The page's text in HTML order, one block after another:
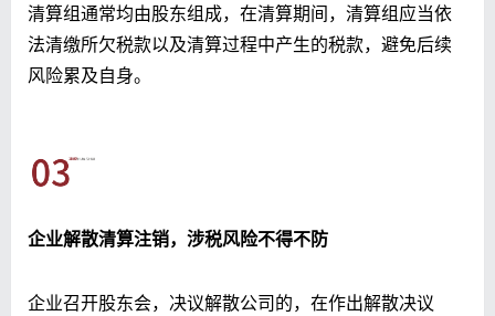
清算组通常均由股东组成，在清算期间，清算组应当依
法清缴所欠税款以及清算过程中产生的税款，避免后续
风险累及自身。
企业解散清算注销，涉税风险不得不防
企业召开股东会，决议解散公司的，在作出解散决议